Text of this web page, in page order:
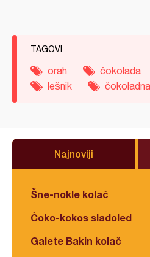
TAGOVI
orah čokolada
lešnik
Najnoviji
Šne-nokle kolač
Čoko-kokos sladoled
Galete Bakin kolač